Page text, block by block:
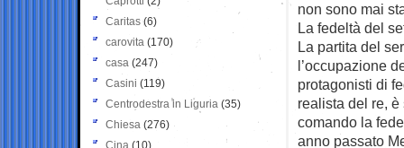
non sono mai
La fedeltà del
La partita del
l’occupazione
protagonisti di
realista del re,
comando la
anno passato
Caritas (6)
carovita (170)
casa (247)
Casini (119)
Centrodestra in Liguria (35)
Chiesa (276)
Cina (10)